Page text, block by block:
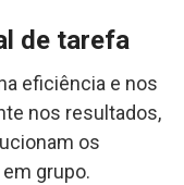
de tarefa
eficiência e nos
nos resultados,
os
grupo.